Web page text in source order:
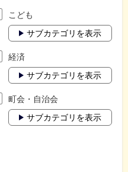
こども
サブカテゴリを表示
経済
サブカテゴリを表示
町会・自治会
サブカテゴリを表示